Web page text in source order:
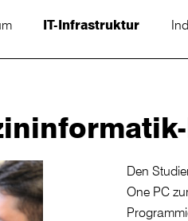
IT-Infrastruktur
Den
One PC